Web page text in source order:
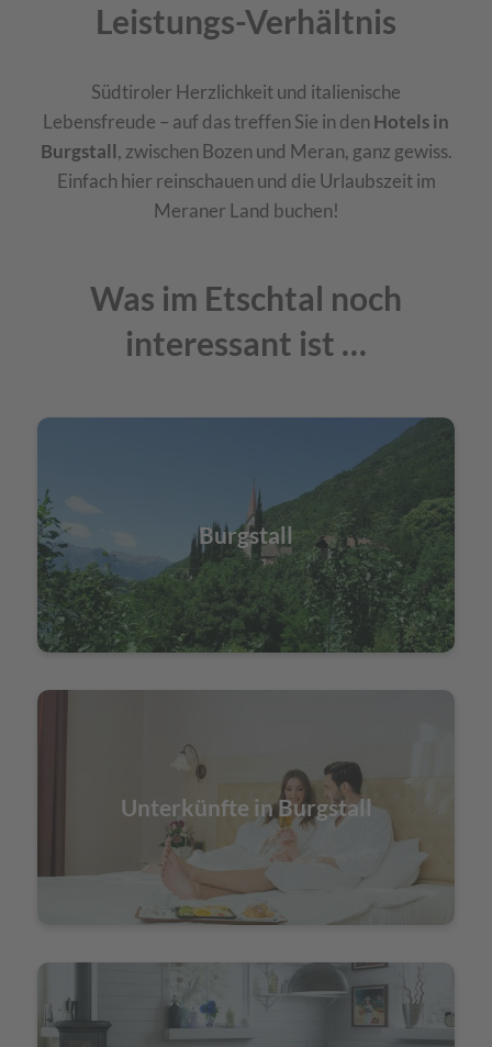
Leistungs-Verhältnis
Südtiroler Herzlichkeit und italienische
Lebensfreude – auf das treffen Sie in den Hotels in
Burgstall, zwischen Bozen und Meran, ganz gewiss.
Einfach hier reinschauen und die Urlaubszeit im
Meraner Land buchen!
Was im Etschtal noch
interessant ist …
Burgstall
Unterkünfte in Burgstall